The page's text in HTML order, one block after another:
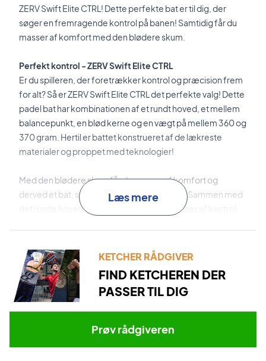
ZERV Swift Elite CTRL! Dette perfekte bat er til dig, der
søger en fremragende kontrol på banen! Samtidig får du
masser af komfort med den blødere skum.
Perfekt kontrol - ZERV Swift Elite CTRL
Er du spilleren, der foretrækker kontrol og præcision frem
for alt? Så er ZERV Swift Elite CTRL det perfekte valg! Dette
padel bat har kombinationen af et rundt hoved, et mellem
balancepunkt, en blød kerne og en vægt på mellem 360 og
370 gram. Hertil er battet konstrueret af de lækreste
materialer og proppet med teknologier!
Med den blødere skum får du masser af komfort og
derved et bat, som er skånsomt ved armen. Sammen med
det runde hoved og ru overflade får du masser af kontrol.
3K Carboner det materiale, der er brugt til battets
overflade. Dette resulterer i en stærk overflade, som har et
suverænt touch og masser af præcision.
er den bløde EVA-kerne, der sikrer en
fantastisk boldføling, kontrol og output.
Læs mere
KETCHER RÅDGIVER
FIND KETCHEREN DER
PASSER TIL DIG
Prøv rådgiveren